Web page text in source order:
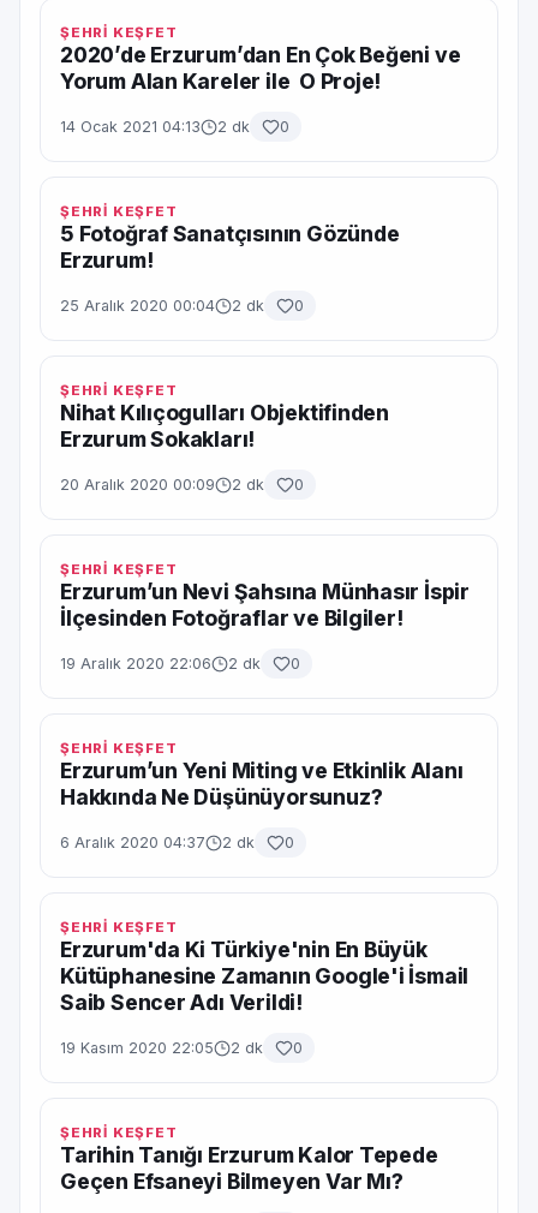
ŞEHRİ KEŞFET
2020’de Erzurum’dan En Çok Beğeni ve
Yorum Alan Kareler ile O Proje!
14 Ocak 2021 04:13 2 dk 0
ŞEHRİ KEŞFET
5 Fotoğraf Sanatçısının Gözünde
Erzurum!
25 Aralık 2020 00:04 2 dk 0
ŞEHRİ KEŞFET
Nihat Kılıçogulları Objektifinden
Erzurum Sokakları!
20 Aralık 2020 00:09 2 dk 0
ŞEHRİ KEŞFET
Erzurum’un Nevi Şahsına Münhasır İspir
İlçesinden Fotoğraflar ve Bilgiler!
19 Aralık 2020 22:06 2 dk 0
ŞEHRİ KEŞFET
Erzurum’un Yeni Miting ve Etkinlik Alanı
Hakkında Ne Düşünüyorsunuz?
6 Aralık 2020 04:37 2 dk 0
ŞEHRİ KEŞFET
Erzurum'da Ki Türkiye'nin En Büyük
Kütüphanesine Zamanın Google'i İsmail
Saib Sencer Adı Verildi!
19 Kasım 2020 22:05 2 dk 0
ŞEHRİ KEŞFET
Tarihin Tanığı Erzurum Kalor Tepede
Geçen Efsaneyi Bilmeyen Var Mı?